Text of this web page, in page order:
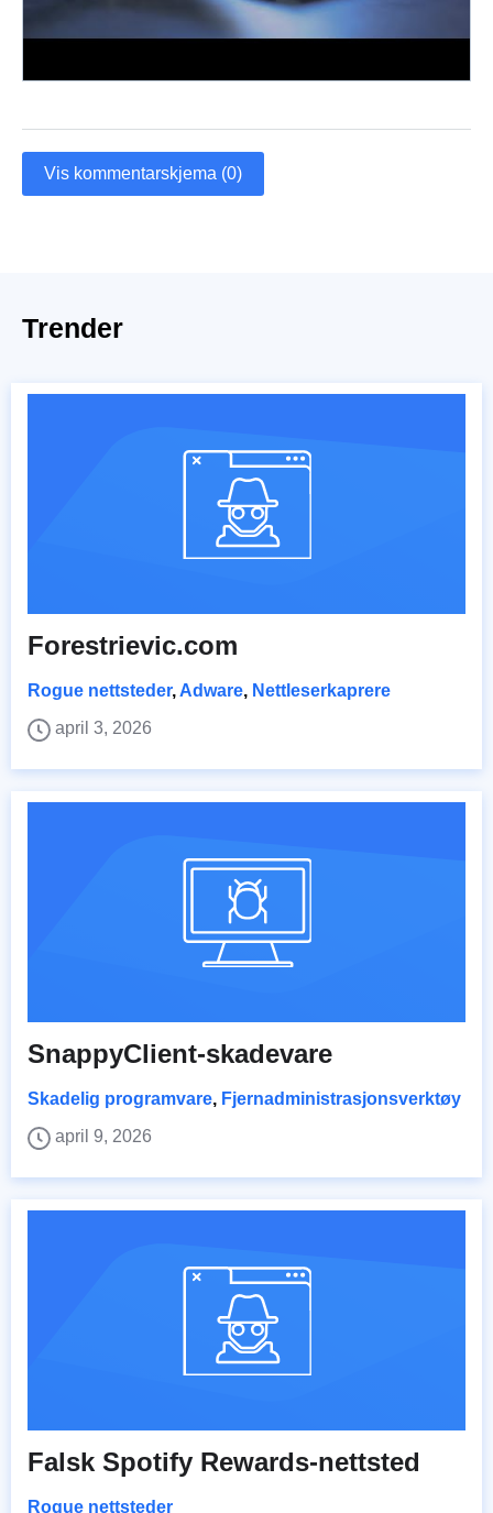
Vis kommentarskjema (0)
Trender
Forestrievic.com
Rogue nettsteder, Adware, Nettleserkaprere
april 3, 2026
SnappyClient-skadevare
Skadelig programvare, Fjernadministrasjonsverktøy
april 9, 2026
Falsk Spotify Rewards-nettsted
Rogue nettsteder